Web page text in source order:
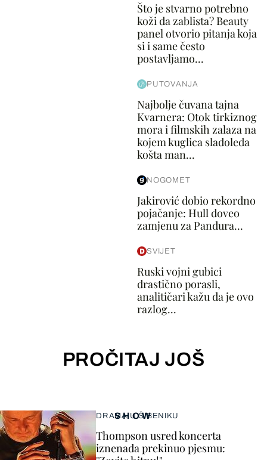
Što je stvarno potrebno
koži da zablista? Beauty
panel otvorio pitanja koja
si i same često
postavljamo...
PUTOVANJA
Najbolje čuvana tajna
Kvarnera: Otok tirkiznog
mora i filmskih zalaza na
kojem kuglica sladoleda
košta man...
NOGOMET
Jakirović dobio rekordno
pojačanje: Hull doveo
zamjenu za Pandura...
SVIJET
Ruski vojni gubici
drastično porasli,
analitičari kažu da je ovo
razlog...
PROČITAJ JOŠ
SHOW
DRAMA U ŠIBENIKU
Thompson usred koncerta
iznenada prekinuo pjesmu: